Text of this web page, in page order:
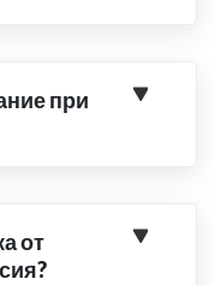
при
от